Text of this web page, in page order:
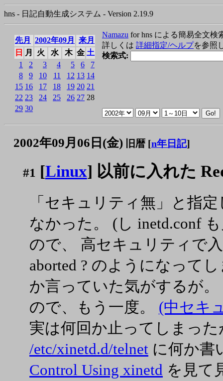
hns - 日記自動生成システム - Version 2.19.9
先月 2002年09月
来月
日
月 火 水 木 金 土
1
2 3 4 5 6
7
8
9 10 11 12 13 14
15 16 17 18 19 20 21
22 23 24 25 26 27 28
29 30
Namazu for hns による簡易全文検
詳しくは 詳細指定/ヘルプを参照
検索式:
2002年09月06日(金) 旧暦 [n年日記]
#1 [Linux] 以前に入れた
「セキュリティ無」と指
なかった。 (し inetd.conf
ので、 高セキュリティで
aborted ? のようになって
か言っていた気がするが。
ので、もう一度。 (中セキ
実は何回か止ってしまっ
/etc/xinetd.d/telnet に何か書
Control Using xinetd を見て